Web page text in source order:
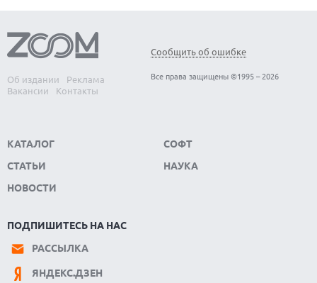
Об издании
Реклама
Вакансии
Контакты
Сообщить об ошибке
Все права защищены ©1995 – 2026
КАТАЛОГ
СТАТЬИ
НОВОСТИ
СОФТ
НАУКА
ПОДПИШИТЕСЬ НА НАС
РАССЫЛКА
ЯНДЕКС.ДЗЕН